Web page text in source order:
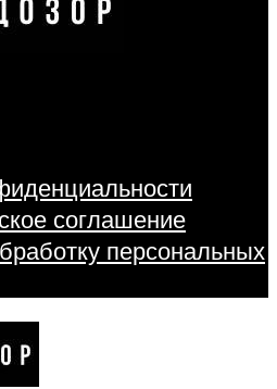
соглашение
персональных